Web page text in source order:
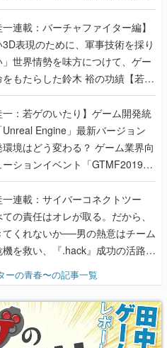
たり最終回】
一連載：バーチャファイター編】
3D表現のために、軍事技術を採り
」世界情勢を味方につけて、ゲー
をもたらした鈴木 裕の功績【若ゲ
】
一：若ゲのいたり】ゲーム開発統
Engine」最新バージョン
環境はどう変わる？ ゲーム業界向
ーションイベント「GTMF2019」
より理解を深めよう【PR】
一連載：サイバーコネクトツー
の責任はオレが取る。だから、
てくれないか──男の熱意はチーム
を救い、『.hack』成功の活路を
ンプ』色だった【若ゲのいた
ーの青春〜の記事一覧